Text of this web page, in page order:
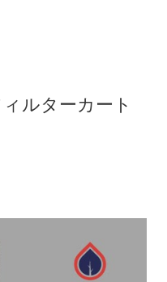
ルターカート